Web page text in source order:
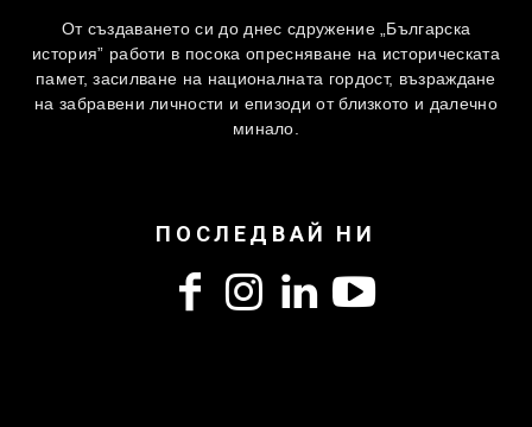
От създаването си до днес сдружение „Българска
история” работи в посока опресняване на историческата
памет, засилване на националната гордост, възраждане
на забравени личности и епизоди от близкото и далечно
минало.
ПОСЛЕДВАЙ НИ